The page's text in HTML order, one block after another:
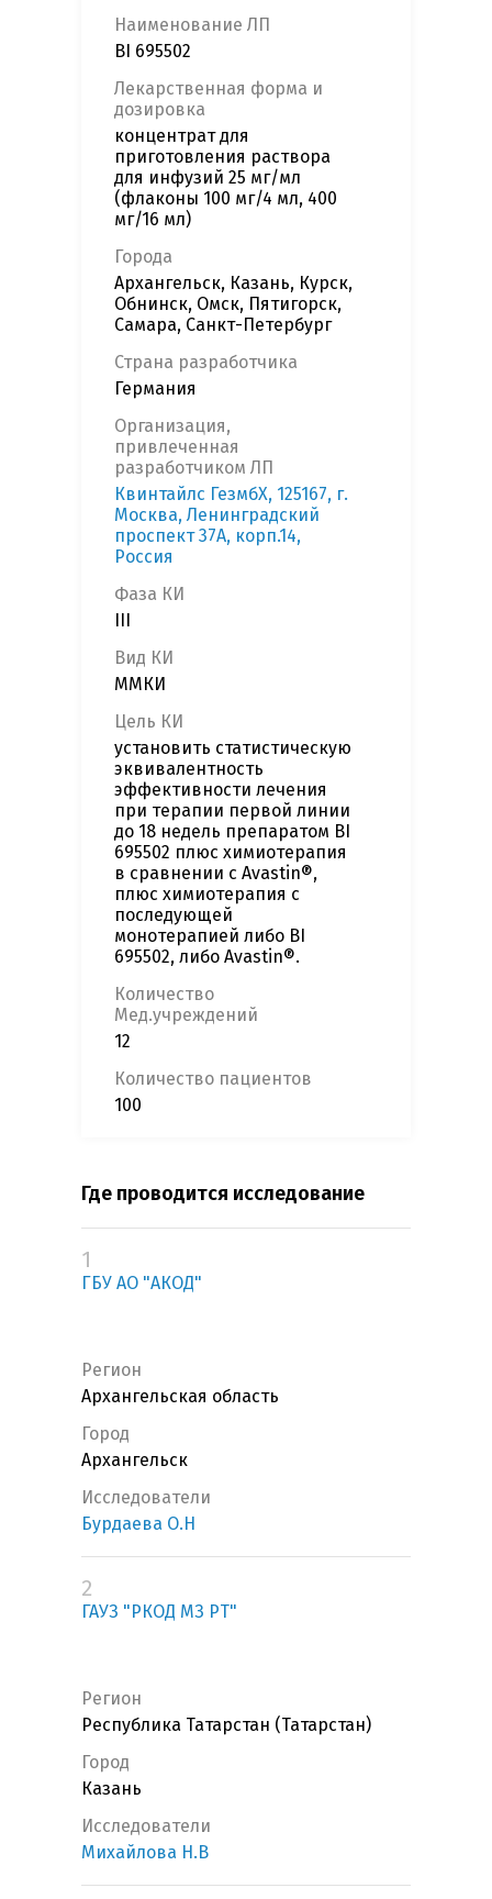
Наименование ЛП
BI 695502
Лекарственная форма и
дозировка
концентрат для
приготовления раствора
для инфузий 25 мг/мл
(флаконы 100 мг/4 мл, 400
мг/16 мл)
Города
Архангельск, Казань, Курск,
Обнинск, Омск, Пятигорск,
Самара, Санкт-Петербург
Страна разработчика
Германия
Организация,
привлеченная
разработчиком ЛП
Квинтайлс ГезмбХ, 125167, г.
Москва, Ленинградский
проспект 37А, корп.14,
Россия
Фаза КИ
Вид КИ
ММКИ
Цель КИ
установить статистическую
эквивалентность
эффективности лечения
при терапии первой линии
до 18 недель препаратом BI
695502 плюс химиотерапия
в сравнении с Avastin®,
плюс химиотерапия с
последующей
монотерапией либо BI
695502, либо Avastin®.
Количество
Мед.учреждений
12
Количество пациентов
100
Где проводится исследование
1
ГБУ АО "АКОД"
Регион
Архангельская область
Город
Архангельск
Исследователи
Бурдаева О.Н
2
ГАУЗ "РКОД МЗ РТ"
Регион
Республика Татарстан (Татарстан)
Город
Казань
Исследователи
Михайлова Н.В